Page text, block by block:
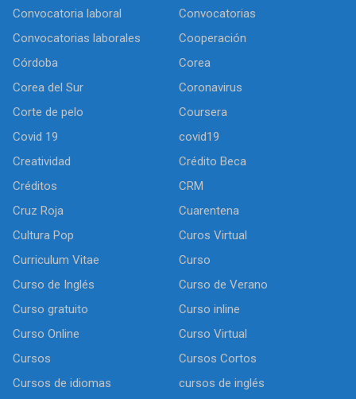
Convocatoria laboral
Convocatorias
Convocatorias laborales
Cooperación
Córdoba
Corea
Corea del Sur
Coronavirus
Corte de pelo
Coursera
Covid 19
covid19
Creatividad
Crédito Beca
Créditos
CRM
Cruz Roja
Cuarentena
Cultura Pop
Curos Virtual
Curriculum Vitae
Curso
Curso de Inglés
Curso de Verano
Curso gratuito
Curso inline
Curso Online
Curso Virtual
Cursos
Cursos Cortos
Cursos de idiomas
cursos de inglés